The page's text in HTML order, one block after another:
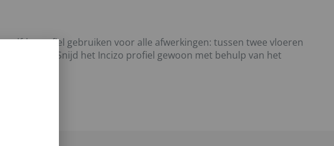
profiel gebruiken voor alle afwerkingen: tussen twee vloeren
Snijd het Incizo profiel gewoon met behulp van het